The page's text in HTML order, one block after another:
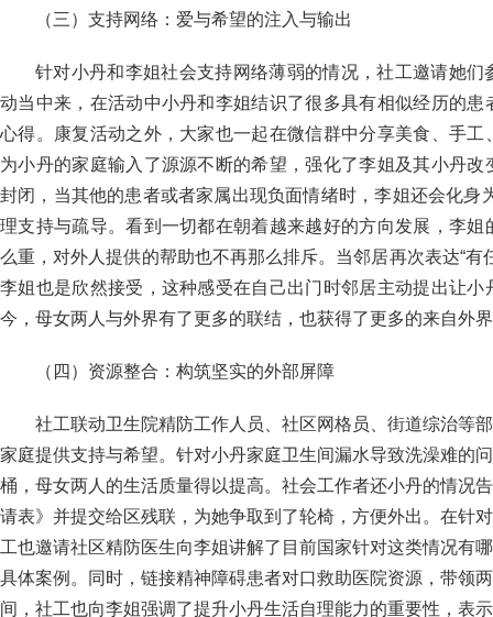
（三）支持网络：爱与希望的注入与输出
针对小丹和李姐社会支持网络薄弱的情况，社工邀请她
动当中来，在活动中小丹和李姐结识了很多具有相似经历的
心得。康复活动之外，大家也一起在微信群中分享美食、手
为小丹的家庭输入了源源不断的希望，强化了李姐及其小丹
封闭，当其他的患者或者家属出现负面情绪时，李姐还会化身
理支持与疏导。看到一切都在朝着越来越好的方向发展，李
么重，对外人提供的帮助也不再那么排斥。当邻居再次表达“有
李姐也是欣然接受，这种感受在自己出门时邻居主动提出让
今，母女两人与外界有了更多的联结，也获得了更多的来自外
（四）资源整合：构筑坚实的外部屏障
社工联动卫生院精防工作人员、社区网格员、街道综治等
家庭提供支持与希望。针对小丹家庭卫生间漏水导致洗澡难的
桶，母女两人的生活质量得以提高。社会工作者还小丹的情况
请表》并提交给区残联，为她争取到了轮椅，方便外出。在针
工也邀请社区精防医生向李姐讲解了目前国家针对这类情况有
具体案例。同时，链接精神障碍患者对口救助医院资源，带领
间，社工也向李姐强调了提升小丹生活自理能力的重要性，表